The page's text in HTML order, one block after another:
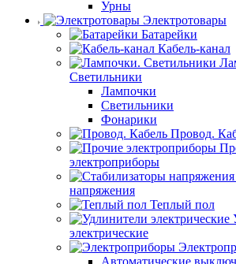
Урны
Электротовары
Батарейки
Кабель-канал
Светильники
Лампочки
Светильники
Фонарики
Провод.
электроприборы
напряжения
Теплый пол
электрические
Автоматические